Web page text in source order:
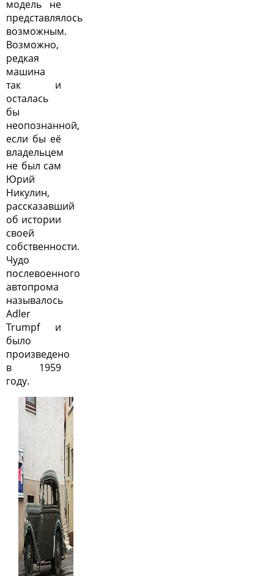
модель не
представлялось
возможным.
Возможно,
редкая
машина
так и
осталась
бы
неопознанной,
если бы её
владельцем
не был сам
Юрий
Никулин,
рассказавший
об истории
своей
собственности.
Чудо
послевоенного
автопрома
называлось
Adler
Trumpf и
было
произведено
в 1959
году.